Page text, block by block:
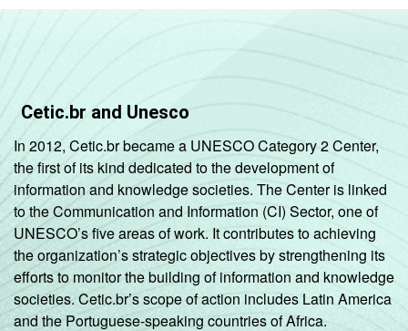
Cetic.br and Unesco
In 2012, Cetic.br became a UNESCO Category 2 Center,
the first of its kind dedicated to the development of
information and knowledge societies. The Center is linked
to the Communication and Information (CI) Sector, one of
UNESCO’s five areas of work. It contributes to achieving
the organization’s strategic objectives by strengthening its
efforts to monitor the building of information and knowledge
societies. Cetic.br’s scope of action includes Latin America
and the Portuguese-speaking countries of Africa.